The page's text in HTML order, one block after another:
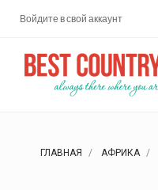
Войдите в свой аккаунт
ГЛАВНАЯ АФРИКА